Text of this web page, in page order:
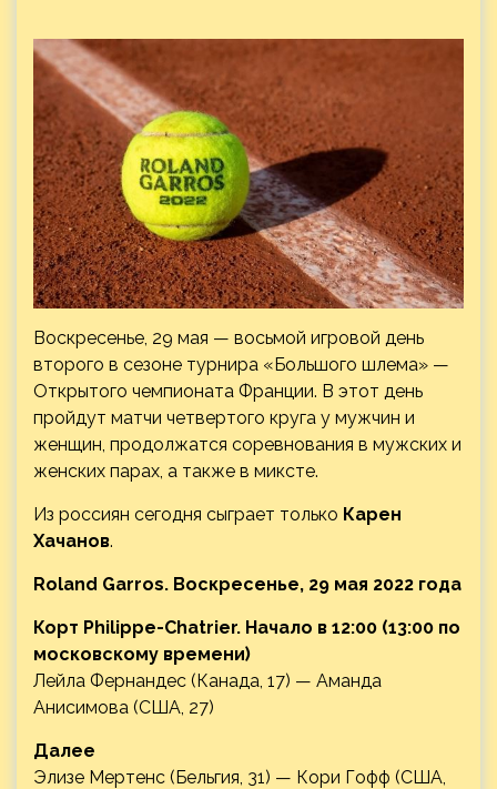
Воскресенье, 29 мая — восьмой игровой день
второго в сезоне турнира «Большого шлема» —
Открытого чемпионата Франции. В этот день
пройдут матчи четвертого круга у мужчин и
женщин, продолжатся соревнования в мужских и
женских парах, а также в миксте.
Из россиян сегодня сыграет только Карен
Хачанов.
Roland Garros. Воскресенье, 29 мая 2022 года
Корт Philippe-Chatrier. Начало в 12:00 (13:00 по
московскому времени)
Лейла Фернандес (Канада, 17) — Аманда
Анисимова (США, 27)
Далее
Элизе Мертенс (Бельгия, 31) — Кори Гофф (США,